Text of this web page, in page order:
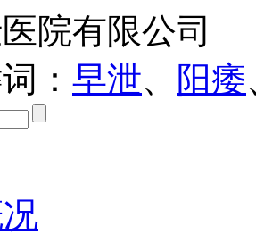
院有限公司
： 早泄、 阳痿